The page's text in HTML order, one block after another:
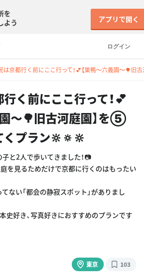
ログイン
を
よう
アプリで開く
は京都行く前にここ行って！💕【巣鴨〜六義園〜🌳
く前にここ行って！💕
園〜🌳旧古河庭園】を⑤
プラン🔆🔅🔆
と2人で歩いてきました！📷
庭を見るためだけで京都に行くのはもったい
ない「都会の静寂スポット」がありまし
史好き、写真好きにおすすめのプランです
東京 103